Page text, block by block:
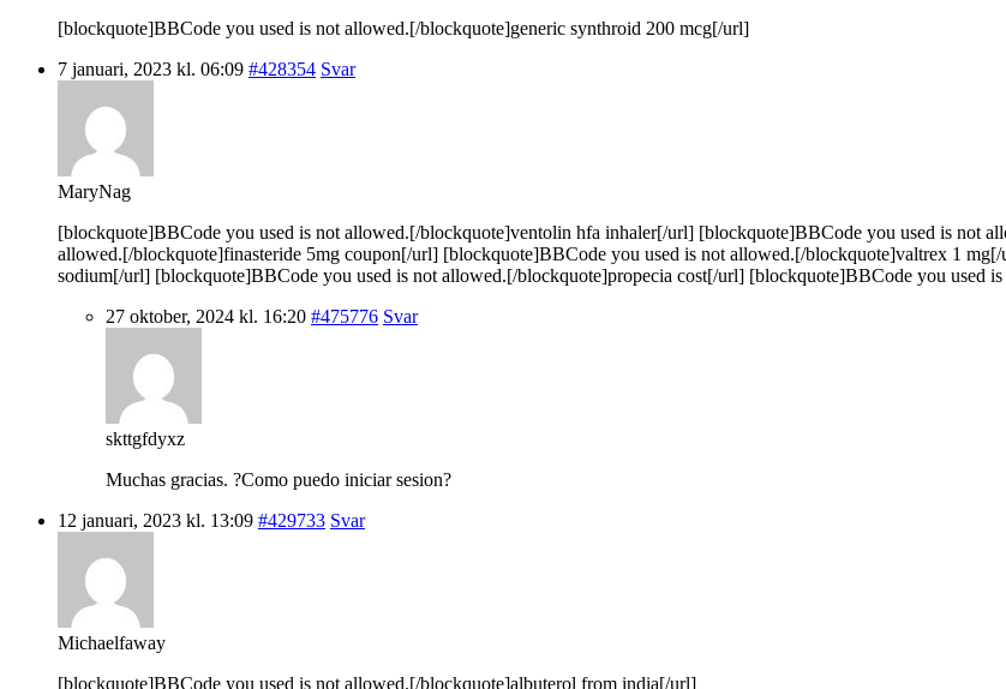
[blockquote]BBCode you used is not allowed.[/blockquote]generic synthroid 200 mcg[/url]
7 januari, 2023 kl. 06:09 #428354 Svar
MaryNag
[blockquote]BBCode you used is not allowed.[/blockquote]ventolin hfa inhaler[/url] [blockquote]BBCode you used is not
allowed.[/blockquote]finasteride 5mg coupon[/url] [blockquote]BBCode you used is not allowed.[/blockquote]valtrex 1
sodium[/url] [blockquote]BBCode you used is not allowed.[/blockquote]propecia cost[/url] [blockquote]BBCode you used
27 oktober, 2024 kl. 16:20 #475776 Svar
skttgfdyxz
Muchas gracias. ?Como puedo iniciar sesion?
12 januari, 2023 kl. 13:09 #429733 Svar
Michaelfaway
[blockquote]BBCode you used is not allowed.[/blockquote]albuterol from india[/url]